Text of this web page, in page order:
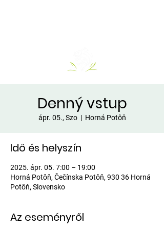
Denný vstup
ápr. 05., Szo
  |
Horná Potôň
Idő és helyszín
2025. ápr. 05. 7:00 – 19:00
Horná Potôň, Čečínska Potôň, 930 36 Horná
Potôň, Slovensko
Az eseményről